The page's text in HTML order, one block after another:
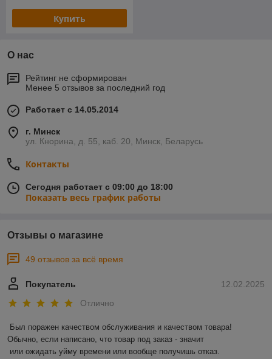
Купить
О нас
Рейтинг не сформирован
Менее 5 отзывов за последний год
Работает с 14.05.2014
г. Минск
ул. Кнорина, д. 55, каб. 20, Минск, Беларусь
Контакты
Сегодня работает с 09:00 до 18:00
Показать весь график работы
Отзывы о магазине
49 отзывов за всё время
12.02.2025
Покупатель
Отлично
Был поражен качеством обслуживания и качеством товара!
Обычно, если написано, что товар под заказ - значит